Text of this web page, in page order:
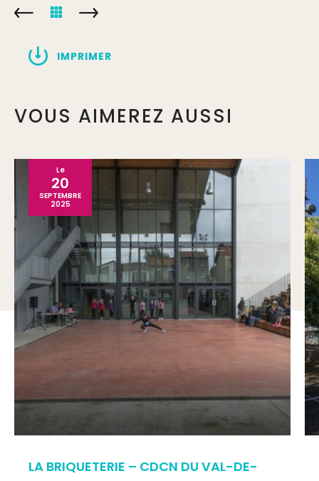
IMPRIMER
VOUS AIMEREZ AUSSI
Le
20
SEPTEMBRE
2025
LA BRIQUETERIE – CDCN DU VAL-DE-